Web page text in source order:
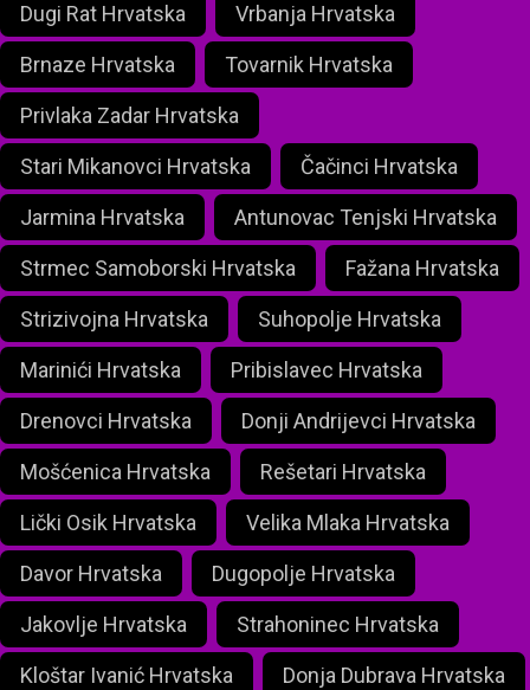
Dugi Rat Hrvatska Vrbanja Hrvatska
Brnaze Hrvatska Tovarnik Hrvatska
Privlaka Zadar Hrvatska
Stari Mikanovci Hrvatska Čačinci Hrvatska
Jarmina Hrvatska Antunovac Tenjski Hrvatska
Strmec Samoborski Hrvatska Fažana Hrvatska
Strizivojna Hrvatska Suhopolje Hrvatska
Marinići Hrvatska Pribislavec Hrvatska
Drenovci Hrvatska Donji Andrijevci Hrvatska
Mošćenica Hrvatska Rešetari Hrvatska
Lički Osik Hrvatska Velika Mlaka Hrvatska
Davor Hrvatska Dugopolje Hrvatska
Jakovlje Hrvatska Strahoninec Hrvatska
Kloštar Ivanić Hrvatska Donja Dubrava Hrvatska